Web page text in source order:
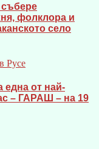
фолклора и
село
една от най-
– ГАРАШ – на 19